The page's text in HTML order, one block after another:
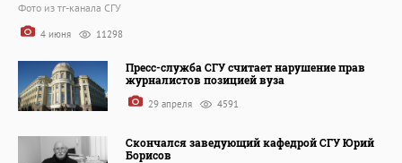
Фото из тг-канала СГУ
4 июня 11298
Пресс-служба СГУ считает нарушение прав
журналистов позицией вуза
29 апреля 4591
Скончался заведующий кафедрой СГУ Юрий
Борисов